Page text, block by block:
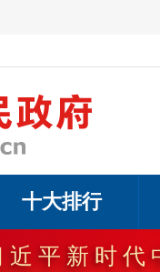
十大排行
近平新时代